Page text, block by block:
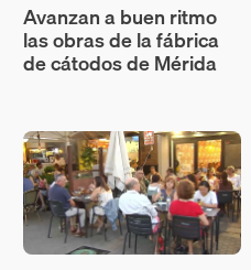
Avanzan a buen ritmo
las obras de la fábrica
de cátodos de Mérida